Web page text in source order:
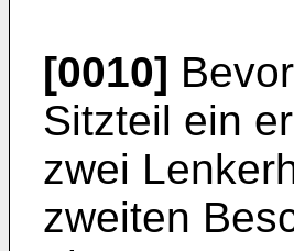
[0010]
Sitzteil ein
zwei
zweiten